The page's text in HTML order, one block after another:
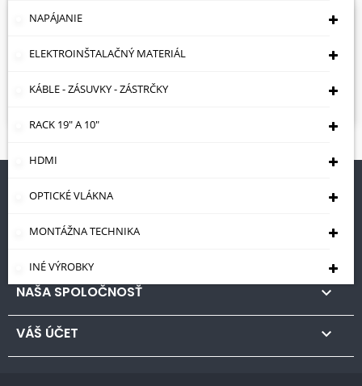
NAPÁJANIE
ELEKTROINŠTALAČNÝ MATERIÁL
KÁBLE - ZÁSUVKY - ZÁSTRČKY
RACK 19" A 10"
HDMI
OPTICKÉ VLÁKNA
MONTÁŽNA TECHNIKA
INÉ VÝROBKY
Sorry for the inconvenience.
Search again what you are looking for
NAŠA SPOLOČNOSŤ 
VÁŠ ÚČET 